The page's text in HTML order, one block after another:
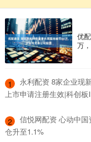
优
万
1
永利配资 8家企业现
上市申请注册生效|科创
2
信悦网配资 心动中
仓升至1.1%